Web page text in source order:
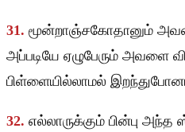
31. மூன்றாஞ்சகோதானும்
அப்படியே ஏழுபேரும் அவளை
பிள்ளையில்லாமல்
32. எல்லாருக்கும் பின்பு